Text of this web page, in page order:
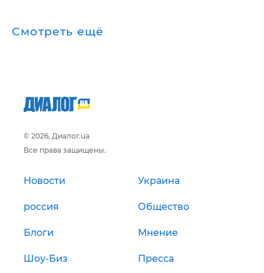
Смотреть ещё
© 2026, Диалог.ua
Все права защищены.
Новости Украина
россия Общество
Блоги Мнение
Шоу-Биз Пресса